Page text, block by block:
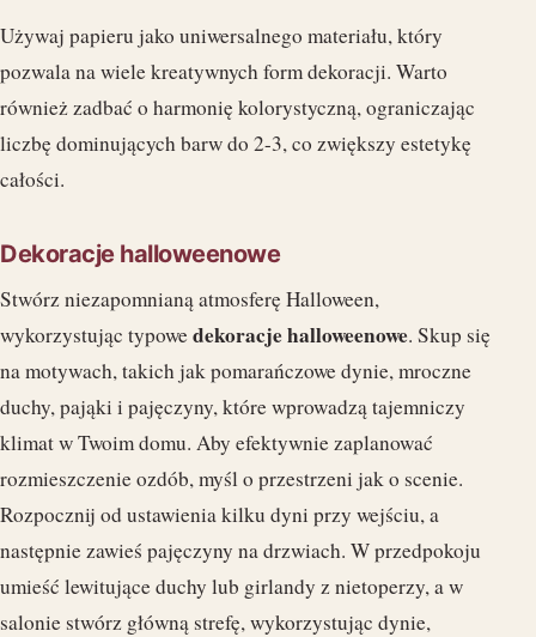
Używaj papieru jako uniwersalnego materiału, który
pozwala na wiele kreatywnych form dekoracji. Warto
również zadbać o harmonię kolorystyczną, ograniczając
liczbę dominujących barw do 2-3, co zwiększy estetykę
całości.
Dekoracje halloweenowe
Stwórz niezapomnianą atmosferę Halloween,
wykorzystując typowedekoracje halloweenowe. Skup się
na motywach, takich jak pomarańczowe dynie, mroczne
duchy, pająki i pajęczyny, które wprowadzą tajemniczy
klimat w Twoim domu. Aby efektywnie zaplanować
rozmieszczenie ozdób, myśl o przestrzeni jak o scenie.
Rozpocznij od ustawienia kilku dyni przy wejściu, a
następnie zawieś pajęczyny na drzwiach. W przedpokoju
umieść lewitujące duchy lub girlandy z nietoperzy, a w
salonie stwórz główną strefę, wykorzystując dynie,